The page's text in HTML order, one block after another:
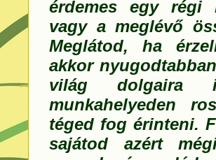
érdemes egy régi
vagy a meglévő
Meglátod, ha
akkor
világ dolgaira
munkahelyeden
téged fog érinteni.
sajátod azért